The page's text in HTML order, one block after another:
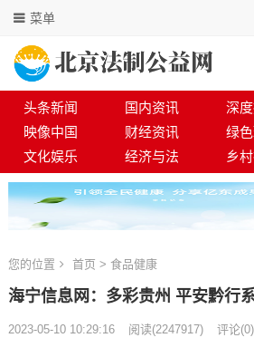
菜单
头条新闻 国内资讯 深
映像中国
财经资讯 绿
文化娱乐
经济与法 乡
您的位置 首页 > 食品健康
海宁信息网：多彩贵州 平安黔行
2023-05-10 10:29:16 阅读(2247917) 评论(0)